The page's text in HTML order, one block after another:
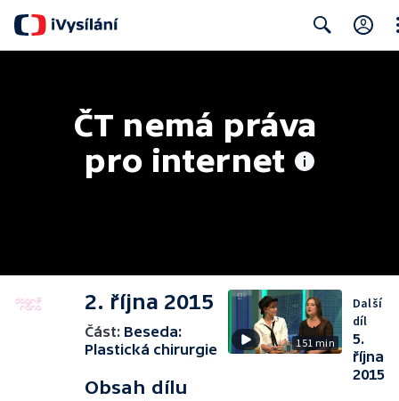
ČT nemá práva
pro internet
2. října 2015
Část: Beseda:
Plastická chirurgie
Obsah dílu
151 min
Další
díl
5.
října
2015